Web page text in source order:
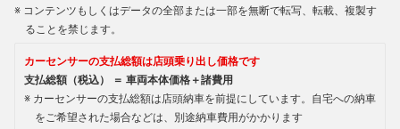
コンテンツもしくはデータの全部または一部を無断で転写、転載、複製す
ることを禁じます。
カーセンサーの支払総額は店頭乗り出し価格です
支払総額（税込） ＝ 車両本体価格＋諸費用
カーセンサーの支払総額は店頭納車を前提にしています。自宅への納車
をご希望された場合などは、別途納車費用がかかります